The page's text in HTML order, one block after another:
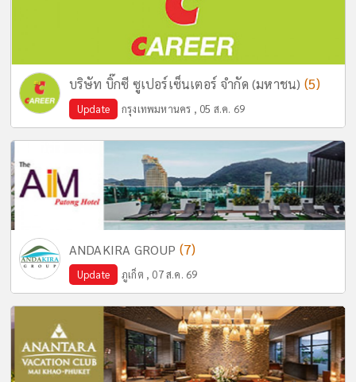
บริษัท บิ๊กซี ซูเปอร์เซ็นเตอร์ จำกัด (มหาชน) (5)
Update กรุงเทพมหานคร , 05 ส.ค. 69
ANDAKIRA GROUP (7)
Update ภูเก็ต , 07 ส.ค. 69